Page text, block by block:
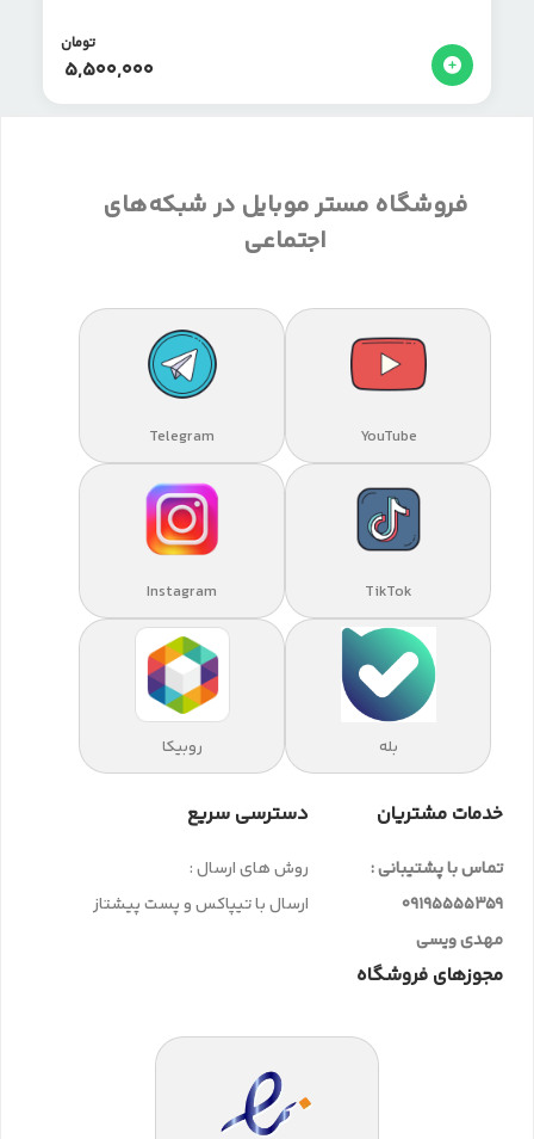
5,500,000
تومان
فروشگاه مستر موبایل در شبکه‌های
اجتماعی
YouTube
Telegram
TikTok
Instagram
بله روبیکا
خدمات مشتریان
تماس با پشتیبانی :
09195555359
مهدی ویسی
دسترسی سریع
روش های ارسال :
ارسال با تیپاکس و پست پیشتاز
مجوزهای فروشگاه